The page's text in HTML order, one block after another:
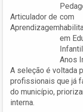
Articulador de
Aprendizagem
com
em
Anos
A seleção é voltada
profissionais que já
do município,
interna.